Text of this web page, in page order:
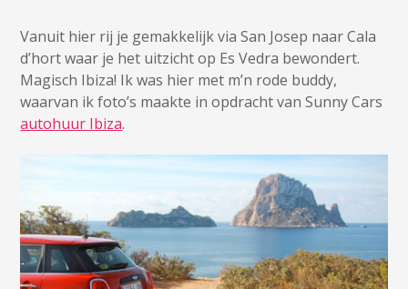
Vanuit hier rij je gemakkelijk via San Josep naar Cala
d’hort waar je het uitzicht op Es Vedra bewondert.
Magisch Ibiza! Ik was hier met m’n rode buddy,
waarvan ik foto’s maakte in opdracht van Sunny Cars
autohuur Ibiza.